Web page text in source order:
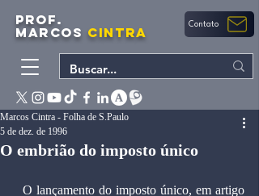
PROF.
MARCOS CINTRA Contato
O embrião do imposto único
Marcos Cintra - Folha de S.Paulo
5 de dez. de 1996